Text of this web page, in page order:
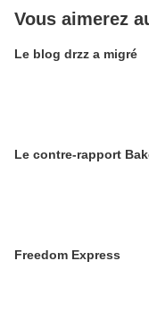
Vous aimerez
Le blog drzz a migré
Le contre-rapport
Freedom Express